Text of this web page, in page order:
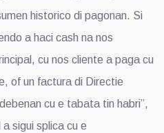
historico di pagonan. Si
a haci cash na nos
cu nos cliente a paga cu
of un factura di Directie
cu e tabata tin habri”,
sigui splica cu e